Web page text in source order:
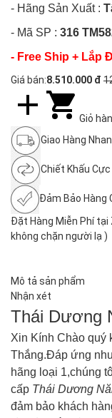
- Hãng Sản Xuất :
- Mã SP : 316
- Free Ship + Lắp
Giá bán:8.510.000 đ
Giỏ
Giao Hàng
Chiết Khấu Cực
Đảm Bảo Hàng
Đặt Hàng Miễn Phí tại
không chặn người lạ )
Mô tả sản phẩm
Nhận xét
Thái Dương
Xin Kính Chào quý
Thắng.Đáp ứng
hãng loại 1,chúng
cấp Thái Dương
đảm bảo khách